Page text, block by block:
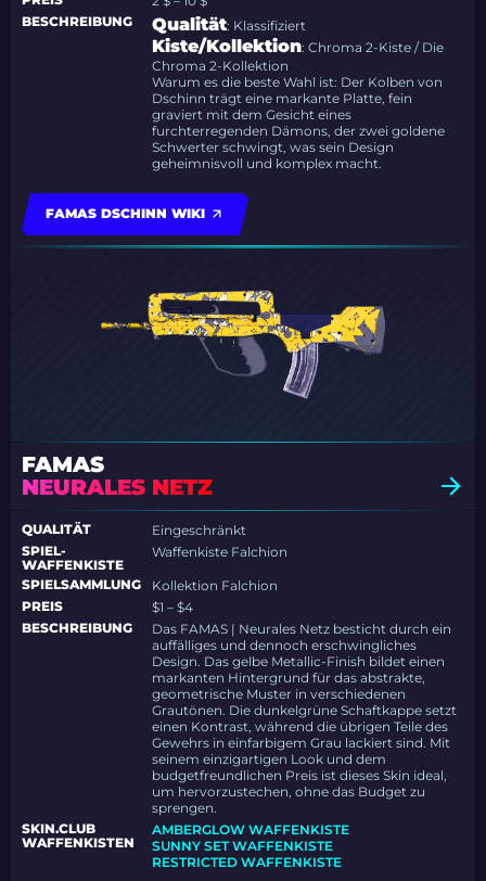
BESCHREIBUNG
Qualität: Klassifiziert
Kiste/Kollektion: Chroma 2-Kiste / Die
Chroma 2-Kollektion
Warum es die beste Wahl ist: Der Kolben von
Dschinn trägt eine markante Platte, fein
graviert mit dem Gesicht eines
furchterregenden Dämons, der zwei goldene
Schwerter schwingt, was sein Design
geheimnisvoll und komplex macht.
FAMAS DSCHINN WIKI
FAMAS
NEURALES NETZ
QUALITÄT
Eingeschränkt
SPIEL-
WAFFENKISTE
Waffenkiste Falchion
SPIELSAMMLUNG
Kollektion Falchion
PREIS
$1 – $4
BESCHREIBUNG
Das FAMAS | Neurales Netz besticht durch ein
auffälliges und dennoch erschwingliches
Design. Das gelbe Metallic-Finish bildet einen
markanten Hintergrund für das abstrakte,
geometrische Muster in verschiedenen
Grautönen. Die dunkelgrüne Schaftkappe setzt
einen Kontrast, während die übrigen Teile des
Gewehrs in einfarbigem Grau lackiert sind. Mit
seinem einzigartigen Look und dem
budgetfreundlichen Preis ist dieses Skin ideal,
um hervorzustechen, ohne das Budget zu
sprengen.
SKIN.CLUB
WAFFENKISTEN
AMBERGLOW WAFFENKISTE
SUNNY SET WAFFENKISTE
RESTRICTED WAFFENKISTE